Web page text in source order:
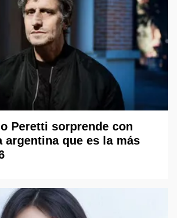
Peretti sorprende con
argentina que es la más